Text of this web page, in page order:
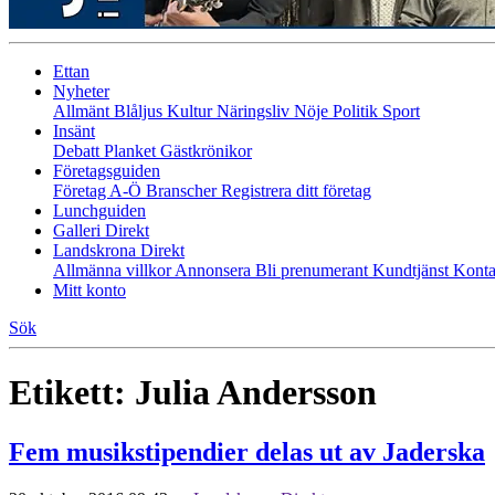
Ettan
Nyheter
Allmänt Blåljus KulturNäringsliv Nöje Politik Sport
Insänt
Debatt Planket Gästkrönikor
Företagsguiden
Företag A-Ö BranscherRegistrera ditt företag
Lunchguiden
Galleri Direkt
Landskrona Direkt
Allmänna villkorAnnonsera Bli prenumerant Kundtjänst
Mitt konto
Sök
Etikett: Julia Andersson
Fem musikstipendier delas ut av Jaderska